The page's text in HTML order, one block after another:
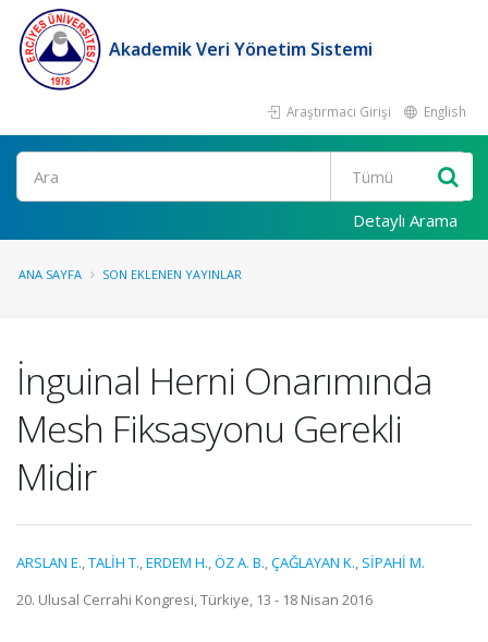
Akademik Veri Yönetim Sistemi
Araştırmacı Girişi English
Ara
Detaylı Arama
ANA SAYFA SON EKLENEN YAYINLAR
İnguinal Herni Onarımında
Mesh Fiksasyonu Gerekli
Midir
ARSLAN E.,TALİH T.,ERDEM H.,ÖZ A. B.,ÇAĞLAYAN K., SİPAHİ M.
20. Ulusal Cerrahi Kongresi, Türkiye, 13 - 18 Nisan 2016